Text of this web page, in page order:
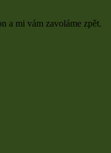
a mi vám zavoláme zpět.